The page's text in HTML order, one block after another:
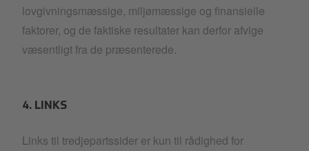
lovgivningsmæssige, miljømæssige og finansielle
faktorer, og de faktiske resultater kan derfor afvige
væsentligt fra de præsenterede.
4. LINKS
Links til tredjepartssider er kun til rådighed for